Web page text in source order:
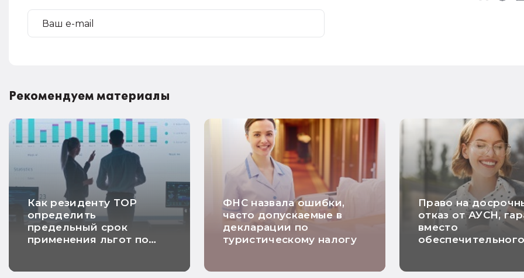
Рекомендуем материалы
Как резиденту ТОР
определить
предельный срок
применения льгот по
ФНС назвала ошибки,
часто допускаемые в
декларации по
туристическому налогу
Право на
отказ от АУСН,
вместо